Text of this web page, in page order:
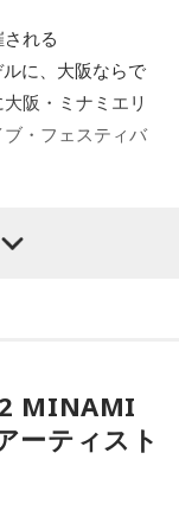
のためではなく
今夜は自分だけ
す。
日は少し力を抜
げて好きなこと
を大切にしてみ
いかけてみまし
や香りと一緒に
てきた経験と感
ローチにも向き合
る作品へと仕上が
ム体験
!」、スリリン
ディアスなミデ
なプレイまで、
なる風景や物語
れる
に、大阪ならで
阪・ミナミエリ
・フェスティバ
WHEEL 2026』
日（月・祝）の3
表しました。
ル三次先行も受付
！
MINAMI
ーティスト